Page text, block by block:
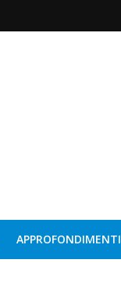
APPROFONDIMENTI